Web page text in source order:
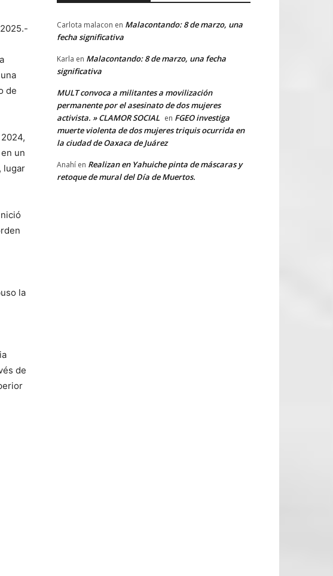
de
un
lugar
la
de
Carlota malacon en Malacontando: 8 de marzo, una
fecha significativa
Karla en Malacontando: 8 de marzo, una fecha
significativa
MULT convoca a militantes a movilización
permanente por el asesinato de dos mujeres
activista. » CLAMOR SOCIAL en FGEO investiga
muerte violenta de dos mujeres triquis ocurrida en
la ciudad de Oaxaca de Juárez
Anahí en Realizan en Yahuiche pinta de máscaras y
retoque de mural del Día de Muertos.